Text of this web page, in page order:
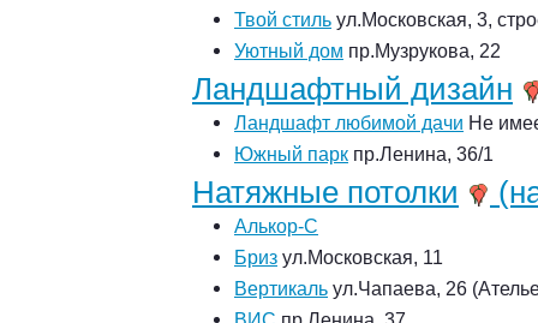
Твой стиль ул.Московская, 3,
Уютный дом пр.Музрукова, 22
Ландшафтный дизайн
Ландшафт любимой дачи Не
Южный парк пр.Ленина, 36/1
Натяжные потолки
Алькор-С
Бриз ул.Московская, 11
Вертикаль ул.Чапаева, 26